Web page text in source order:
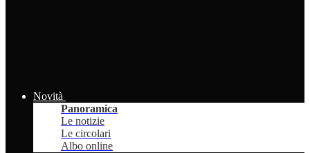
Novità
Panoramica
Le notizie
Le circolari
Albo online